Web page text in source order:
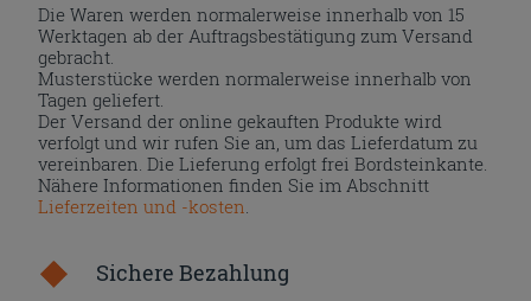
Die Waren werden normalerweise innerhalb von 15
Werktagen ab der Auftragsbestätigung zum Versand
gebracht.
Musterstücke werden normalerweise innerhalb von
Tagen geliefert.
Der Versand der online gekauften Produkte wird
verfolgt und wir rufen Sie an, um das Lieferdatum zu
vereinbaren. Die Lieferung erfolgt frei Bordsteinkante.
Nähere Informationen finden Sie im Abschnitt
Lieferzeiten und -kosten
Sichere Bezahlung